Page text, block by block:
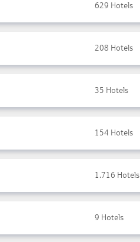
629 Hotels
208 Hotels
35 Hotels
154 Hotels
1.716 Hotels
9 Hotels